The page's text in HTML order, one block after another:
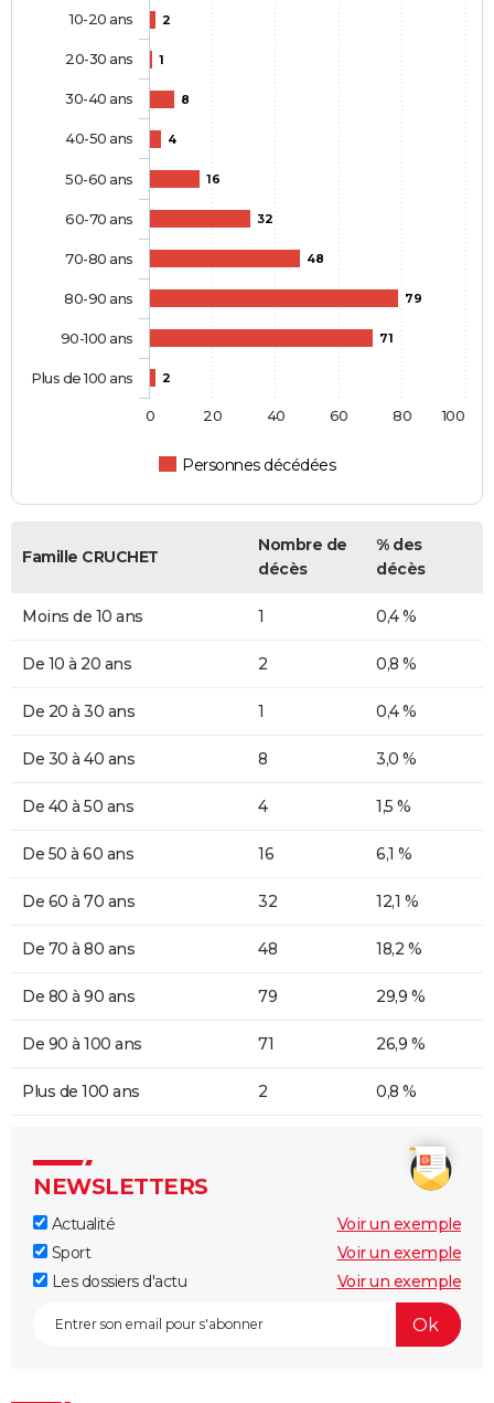
2
1
8
4
16
32
48
79
71
2
Personnes décédées
10-20 ans
20-30 ans
30-40 ans
40-50 ans
50-60 ans
60-70 ans
70-80 ans
80-90 ans
90-100 ans
Plus de 100 ans
0 20 40 60 80 100
Famille CRUCHET
Nombre de
décès
% des
décès
Moins de 10 ans 1 0,4 %
De 10 à 20 ans 2 0,8 %
De 20 à 30 ans 1 0,4 %
De 30 à 40 ans 8 3,0 %
De 40 à 50 ans 4 1,5 %
De 50 à 60 ans 16 6,1 %
De 60 à 70 ans 32 12,1 %
De 70 à 80 ans 48 18,2 %
De 80 à 90 ans 79 29,9 %
De 90 à 100 ans 71 26,9 %
Plus de 100 ans 2 0,8 %
NEWSLETTERS
Actualité
Voir un exemple
Sport
Voir un exemple
Les dossiers d'actu
Voir un exemple